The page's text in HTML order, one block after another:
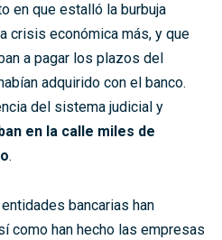
en que estalló la burbuja
crisis económica más, y que
a pagar los plazos del
adquirido con el banco.
del sistema judicial y
en la calle miles de
.
bancarias han
como han hecho las empresas